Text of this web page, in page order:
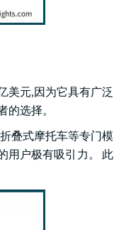
美元,因为它具有广泛
选择。
叠式摩托车等专门模
用户极有吸引力。 此